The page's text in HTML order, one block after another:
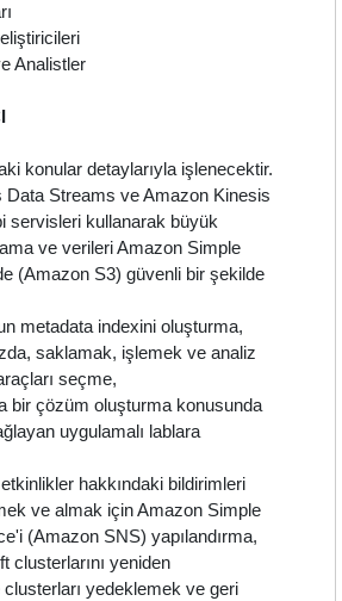
Analistler
konular detaylarıyla işlenecektir.
Data Streams ve Amazon Kinesis
servisleri kullanarak büyük
ve verileri Amazon Simple
(Amazon S3) güvenli bir şekilde
metadata indexini oluşturma,
saklamak, işlemek ve analiz
seçme,
bir çözüm oluşturma konusunda
uygulamalı lablara
hakkındaki bildirimleri
ve almak için Amazon Simple
(Amazon SNS) yapılandırma,
clusterlarını yeniden
clusterları yedeklemek ve geri